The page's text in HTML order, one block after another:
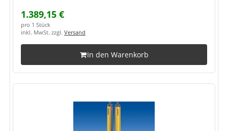
1.389,15 €
pro 1 Stück
inkl. MwSt. zzgl. Versand
In den Warenkorb